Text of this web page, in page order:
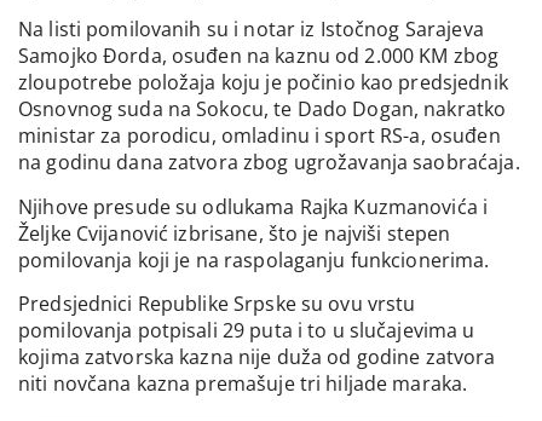
Na listi pomilovanih su i notar iz Istočnog Sarajeva
Samojko Đorda, osuđen na kaznu od 2.000 KM zbog
zloupotrebe položaja koju je počinio kao predsjednik
Osnovnog suda na Sokocu, te Dado Dogan, nakratko
ministar za porodicu, omladinu i sport RS-a, osuđen
na godinu dana zatvora zbog ugrožavanja saobraćaja.
Njihove presude su odlukama Rajka Kuzmanovića i
Željke Cvijanović izbrisane, što je najviši stepen
pomilovanja koji je na raspolaganju funkcionerima.
Predsjednici Republike Srpske su ovu vrstu
pomilovanja potpisali 29 puta i to u slučajevima u
kojima zatvorska kazna nije duža od godine zatvora
niti novčana kazna premašuje tri hiljade maraka.